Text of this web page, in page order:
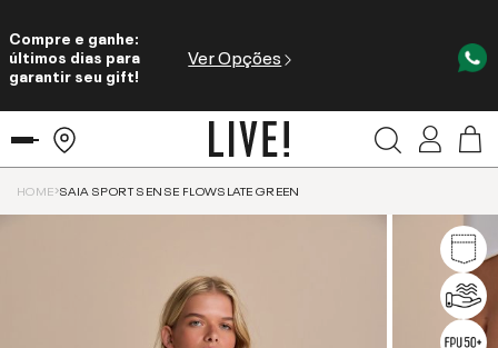
Compre e ganhe:
últimos dias para
garantir seu gift!
Ver Opções
HOME SAIA SPORT SENSE FLOWSLATE GREEN